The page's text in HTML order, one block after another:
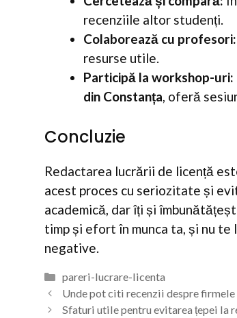
recenziile altor studenți.
Colaborează cu profesori:
resurse utile.
Participă la workshop-uri:
din Constanța , oferă
Concluzie
Redactarea lucrării de licență
acest proces cu seriozitate și
academică, dar îți și
timp și efort în munca ta, și nu
negative.
Categorii
pareri-lucrare-licenta
Unde pot citi recenzii despre firmele
Sfaturi utile pentru evitarea țepei la